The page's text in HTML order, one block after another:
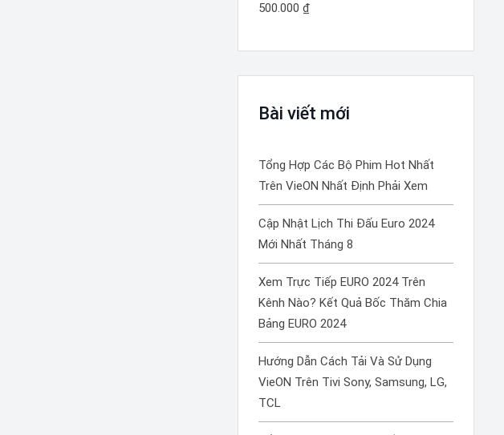
Được
500.000 ₫
Bài viết mới
Tổng Hợp Các Bộ Phim Hot Nhất
Trên VieON Nhất Định Phải Xem
Cập Nhật Lịch Thi Đấu Euro 2024
Mới Nhất Tháng 8
Xem Trực Tiếp EURO 2024 Trên
Kênh Nào? Kết Quả Bốc Thăm Chia
Bảng EURO 2024
Hướng Dẫn Cách Tải Và Sử Dụng
VieON Trên Tivi Sony, Samsung, LG,
TCL